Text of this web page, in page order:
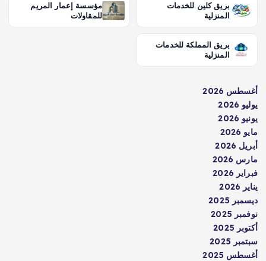
بريق كلين للخدمات
المنزلية
مؤسسة إعمار المريم
للمقاولات
بريق المملكة للخدمات
المنزلية
أغسطس 2026
يوليو 2026
يونيو 2026
مايو 2026
أبريل 2026
مارس 2026
فبراير 2026
يناير 2026
ديسمبر 2025
نوفمبر 2025
أكتوبر 2025
سبتمبر 2025
أغسطس 2025